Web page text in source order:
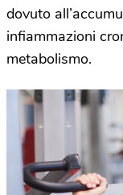
dovuto
infiammazioni
metabolismo.